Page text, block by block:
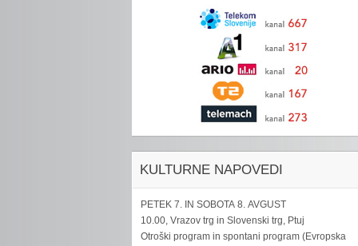
KULTURNE NAPOVEDI
PETEK 7. IN SOBOTA 8. AVGUST
10.00, Vrazov trg in Slovenski trg, Ptuj
Otroški program in spontani program (Evropska